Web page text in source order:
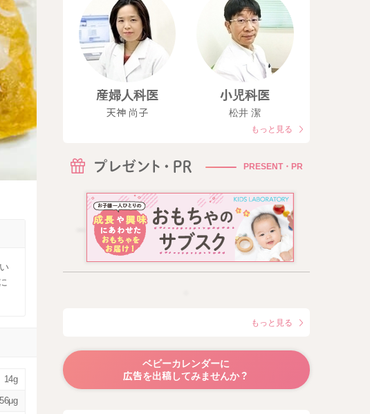
14g
56μg
産婦人科医
天神 尚子
小児科医
松井 潔
もっと見る
PRESENT・PR
もっと見る
ベビーカレンダーに
広告を出稿してみませんか？